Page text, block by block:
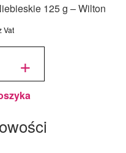
125 g – Wilton
Vat
+